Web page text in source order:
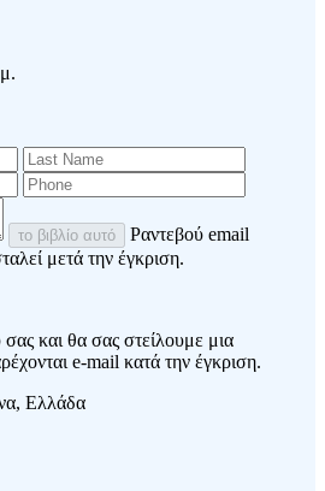
το βιβλίο αυτό
Ραντεβού email
μετά την έγκριση.
και θα σας στείλουμε μια
e-mail κατά την έγκριση.
Ελλάδα